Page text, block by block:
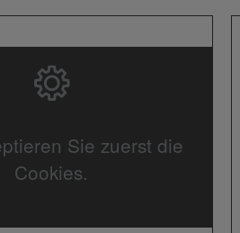
Sie zuerst die
Cookies.